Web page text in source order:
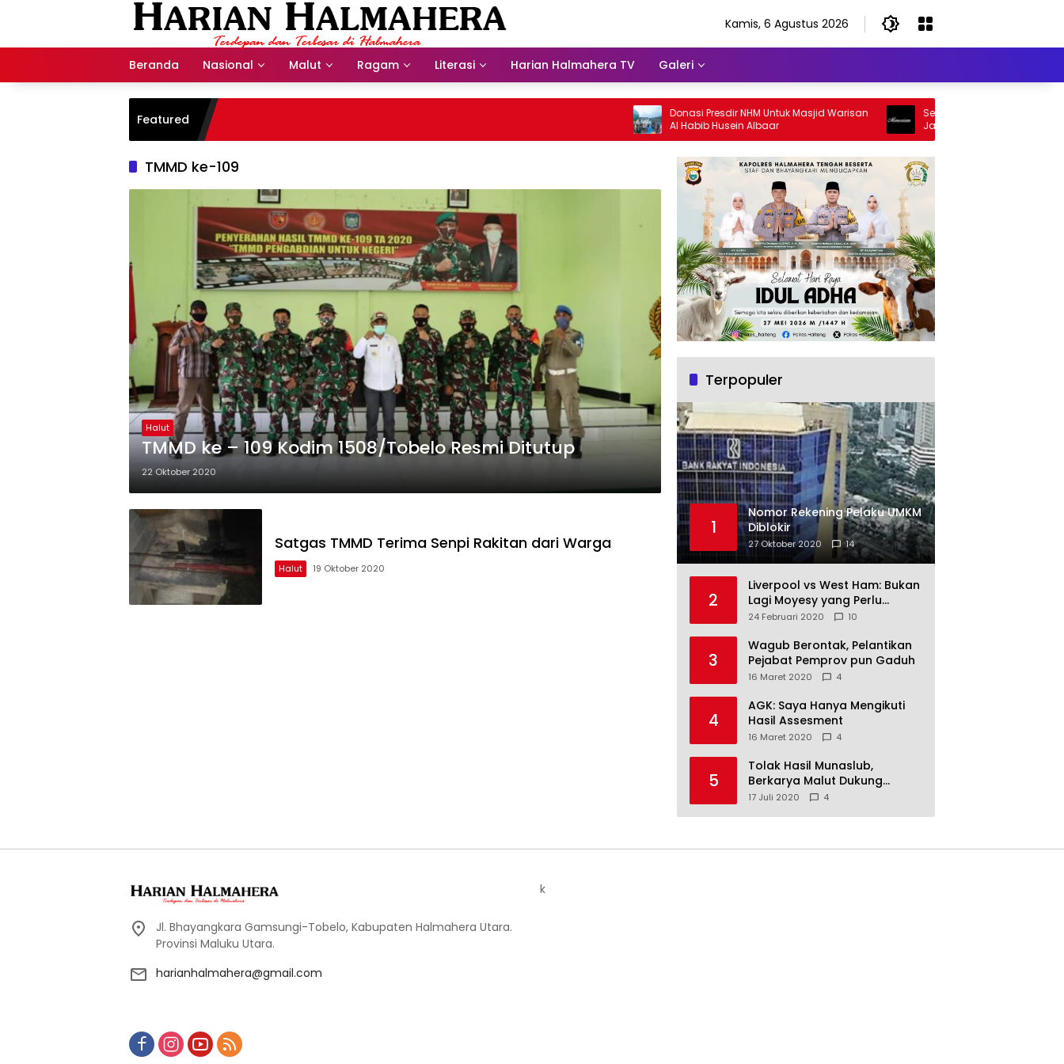
Kamis, 6 Agustus 2026
Beranda Nasional Malut Ragam Literasi Harian Halmahera TV Galeri
Featured
Donasi Presdir NHM Untuk Masjid Warisan
Al Habib Husein Albaar
Selamat Jalan Sang Inspirator,
Jalan Abangku Yuslam Idris
TMMD ke-109
Halut
TMMD ke – 109 Kodim 1508/Tobelo Resmi Ditutup
22 Oktober 2020
Satgas TMMD Terima Senpi Rakitan dari Warga
Halut 19 Oktober 2020
Terpopuler
1
Nomor Rekening Pelaku UMKM
Diblokir
27 Oktober 2020 14
2
Liverpool vs West Ham: Bukan
Lagi Moyesy yang Perlu
Ditakuti
24 Februari 2020 10
3
Wagub Berontak, Pelantikan
Pejabat Pemprov pun Gaduh
16 Maret 2020 4
4
AGK: Saya Hanya Mengikuti
Hasil Assesment
16 Maret 2020 4
5
Tolak Hasil Munaslub,
Berkarya Malut Dukung
Tommy Soeharto
17 Juli 2020 4
Jl. Bhayangkara Gamsungi-Tobelo, Kabupaten Halmahera Utara.
Provinsi Maluku Utara.
harianhalmahera@gmail.com
k